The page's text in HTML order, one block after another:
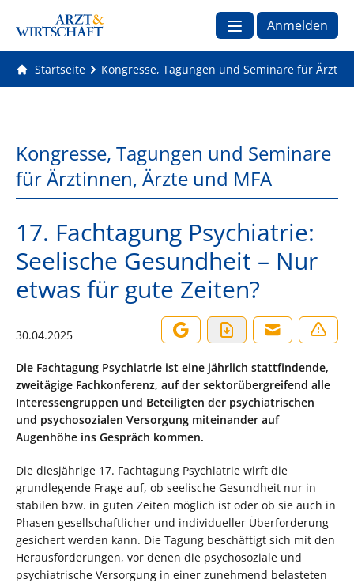
Anmelden
Startseite Kongresse, Tagungen und Seminare für
Kongresse, Tagungen und Seminare
für Ärztinnen, Ärzte und MFA
17. Fachtagung Psychiatrie:
Seelische Gesundheit – Nur
etwas für gute Zeiten?
30.04.2025
Die Fachtagung Psychiatrie ist eine jährlich stattfindende,
zweitägige Fachkonferenz, auf der sektorübergreifend alle
Interessengruppen und Beteiligten der psychiatrischen
und psychosozialen Versorgung miteinander auf
Augenhöhe ins Gespräch kommen.
Die diesjährige 17. Fachtagung Psychiatrie wirft die
grundlegende Frage auf, ob seelische Gesundheit nur in
stabilen bzw. in guten Zeiten möglich ist oder ob sie auch in
Phasen gesellschaftlicher und individueller Überforderung
gesichert werden kann. Die Tagung beschäftigt sich mit den
Herausforderungen, vor denen die psychosoziale und
psychiatrische Versorgung in einer zunehmend belasteten